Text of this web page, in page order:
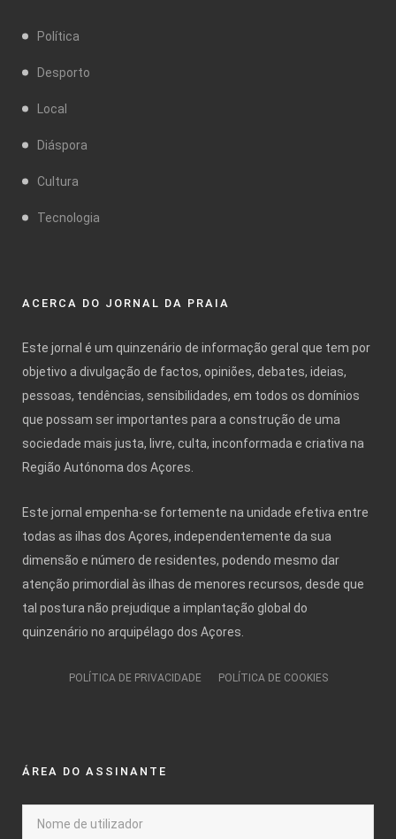
Política
Desporto
Local
Diáspora
Cultura
Tecnologia
ACERCA DO JORNAL DA PRAIA
Este jornal é um quinzenário de informação geral que tem por
objetivo a divulgação de factos, opiniões, debates, ideias,
pessoas, tendências, sensibilidades, em todos os domínios
que possam ser importantes para a construção de uma
sociedade mais justa, livre, culta, inconformada e criativa na
Região Autónoma dos Açores.
Este jornal empenha-se fortemente na unidade efetiva entre
todas as ilhas dos Açores, independentemente da sua
dimensão e número de residentes, podendo mesmo dar
atenção primordial às ilhas de menores recursos, desde que
tal postura não prejudique a implantação global do
quinzenário no arquipélago dos Açores.
POLÍTICA DE PRIVACIDADE POLÍTICA DE COOKIES
ÁREA DO ASSINANTE